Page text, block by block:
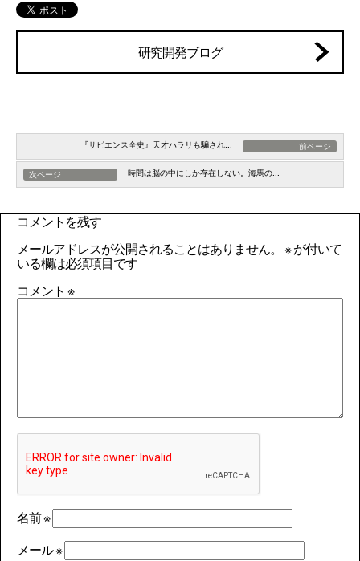
研究開発ブログ
『サピエンス全史』天才ハラリも騙され... 前ページ
次ページ 時間は脳の中にしか存在しない。海馬の...
コメントを残す
メールアドレスが公開されることはありません。 ※が付いて
いる欄は必須項目です
コメント ※
名前※
メール※